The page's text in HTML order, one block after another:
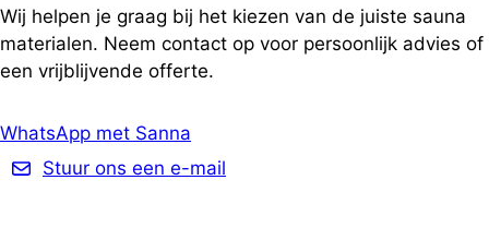
Wij helpen je graag bij het kiezen van de juiste sauna
materialen. Neem contact op voor persoonlijk advies of
een vrijblijvende offerte.
Stuur ons een e-mail
WhatsApp met Sanna